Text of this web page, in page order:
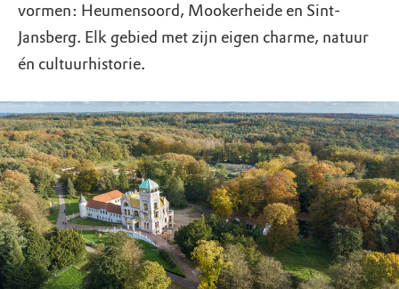
vormen: Heumensoord, Mookerheide en Sint-
Jansberg. Elk gebied met zijn eigen charme, natuur
én cultuurhistorie.